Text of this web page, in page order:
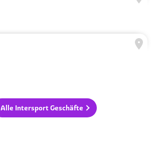
Alle Intersport Geschäfte